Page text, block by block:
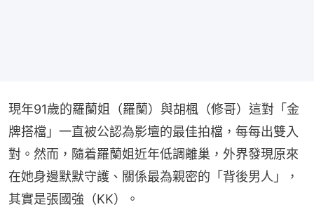
現年91歲的羅蘭姐（羅蘭）與胡楓（修哥）這對「金
牌搭檔」一直被公認為影壇的最佳拍檔，每每出雙入
對。然而，隨着羅蘭姐近年低調離巢，外界發現原來
在她身邊默默守護、關係最為親密的「背後男人」，
其實是張國強（KK）。